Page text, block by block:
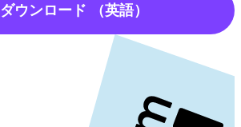
ダウンロード （英語）